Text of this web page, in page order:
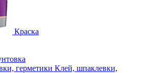
Краска
Клей, шпаклевки,